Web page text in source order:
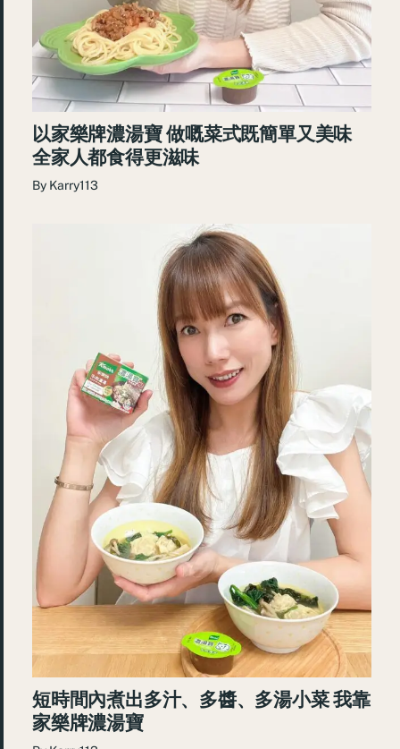
以家樂牌濃湯寶 做嘅菜式既簡單又美味
全家人都食得更滋味
By Karry113
短時間內煮出多汁、多醬、多湯小菜 我靠
家樂牌濃湯寶